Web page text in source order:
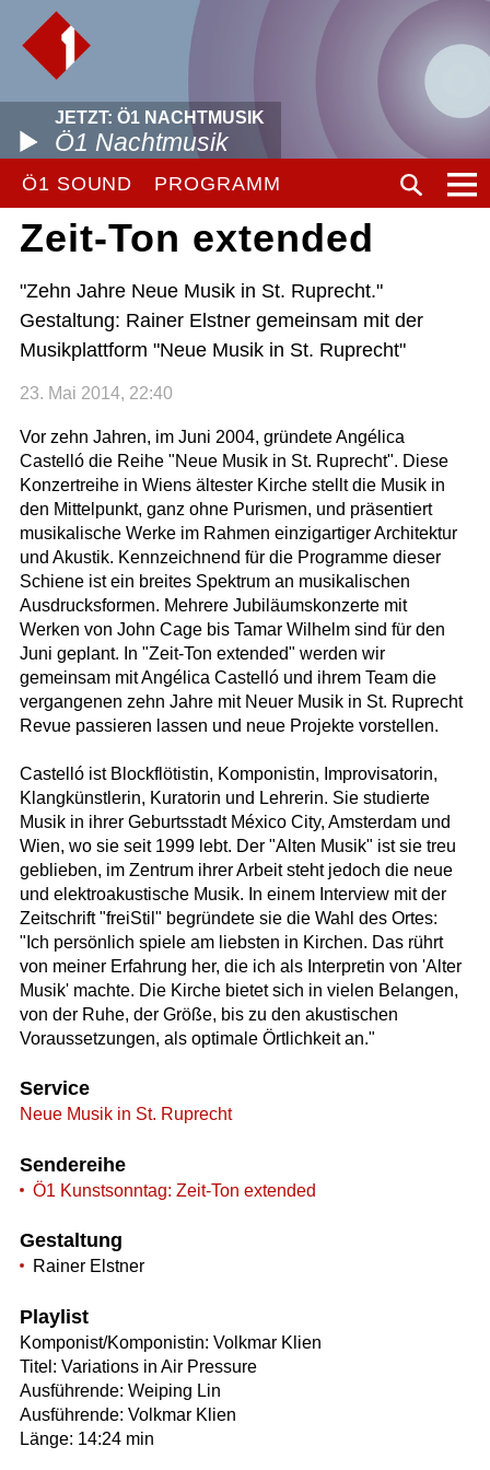
JETZT: Ö1 NACHTMUSIK
Ö1 Nachtmusik
Ö1 SOUND PROGRAMM
Zeit-Ton extended
"Zehn Jahre Neue Musik in St. Ruprecht."
Gestaltung: Rainer Elstner gemeinsam mit der
Musikplattform "Neue Musik in St. Ruprecht"
23. Mai 2014, 22:40
Vor zehn Jahren, im Juni 2004, gründete Angélica
Castelló die Reihe "Neue Musik in St. Ruprecht". Diese
Konzertreihe in Wiens ältester Kirche stellt die Musik in
den Mittelpunkt, ganz ohne Purismen, und präsentiert
musikalische Werke im Rahmen einzigartiger Architektur
und Akustik. Kennzeichnend für die Programme dieser
Schiene ist ein breites Spektrum an musikalischen
Ausdrucksformen. Mehrere Jubiläumskonzerte mit
Werken von John Cage bis Tamar Wilhelm sind für den
Juni geplant. In "Zeit-Ton extended" werden wir
gemeinsam mit Angélica Castelló und ihrem Team die
vergangenen zehn Jahre mit Neuer Musik in St. Ruprecht
Revue passieren lassen und neue Projekte vorstellen.
Castelló ist Blockflötistin, Komponistin, Improvisatorin,
Klangkünstlerin, Kuratorin und Lehrerin. Sie studierte
Musik in ihrer Geburtsstadt México City, Amsterdam und
Wien, wo sie seit 1999 lebt. Der "Alten Musik" ist sie treu
geblieben, im Zentrum ihrer Arbeit steht jedoch die neue
und elektroakustische Musik. In einem Interview mit der
Zeitschrift "freiStil" begründete sie die Wahl des Ortes:
"Ich persönlich spiele am liebsten in Kirchen. Das rührt
von meiner Erfahrung her, die ich als Interpretin von 'Alter
Musik' machte. Die Kirche bietet sich in vielen Belangen,
von der Ruhe, der Größe, bis zu den akustischen
Voraussetzungen, als optimale Örtlichkeit an."
Service
Neue Musik in St. Ruprecht
Sendereihe
Ö1 Kunstsonntag: Zeit-Ton extended
Gestaltung
Rainer Elstner
Playlist
Komponist/Komponistin: Volkmar Klien
Titel: Variations in Air Pressure
Ausführende: Weiping Lin
Ausführende: Volkmar Klien
Länge: 14:24 min